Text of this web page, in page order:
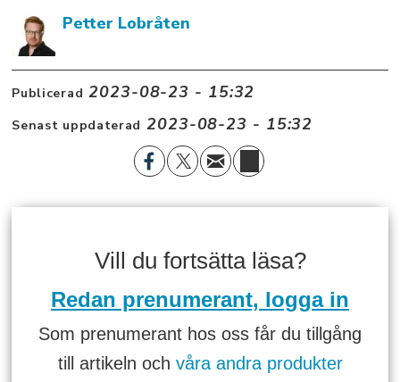
Petter Lobråten
Publicerad 2023-08-23 - 15:32
Senast uppdaterad 2023-08-23 - 15:32
Vill du fortsätta läsa?
Redan prenumerant, logga in
Som prenumerant hos oss får du tillgång
till artikeln och våra andra produkter